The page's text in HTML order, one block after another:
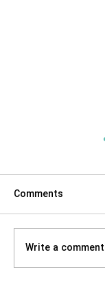
حمایت
Comments
Write a